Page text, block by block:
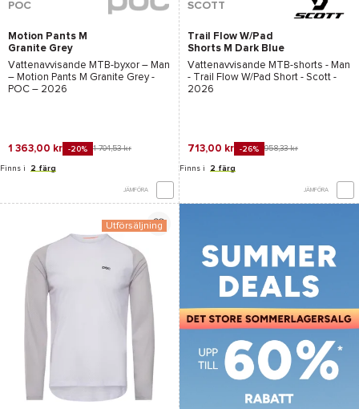
POC
Motion Pants M
Granite Grey
Vattenavvisande MTB-byxor – Man
– Motion Pants M Granite Grey -
POC – 2026
1 363,00 kr -20% 1 704,53 kr
Finns i 2 färg
JÄMFÖRA
SCOTT
Trail Flow W/Pad
Shorts M Dark Blue
Vattenavvisande MTB-shorts - Man
-
Trail Flow W/Pad Short - Scott -
2026
713,00 kr -26% 958,33 kr
Finns i 2 färg
JÄMFÖRA
Utförsäljning